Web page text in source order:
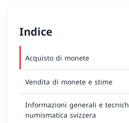
Indice
Acquisto di monete
Vendita di monete e stime
Informazioni generali e
numismatica svizzera